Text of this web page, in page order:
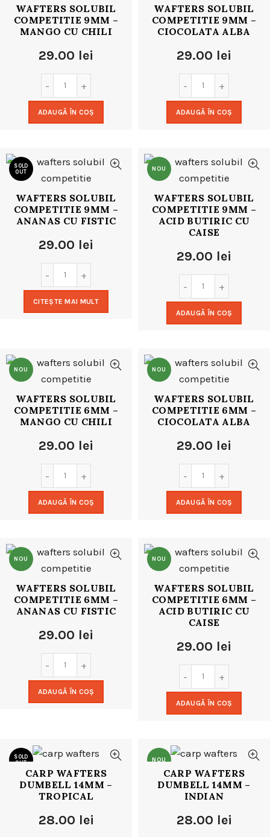
WAFTERS SOLUBIL
COMPETITIE 9MM –
MANGO CU CHILI
29.00 lei
ADAUGĂ ÎN COȘ
WAFTERS SOLUBIL
COMPETITIE 9MM –
CIOCOLATA ALBA
29.00 lei
ADAUGĂ ÎN COȘ
SOLD
OUT
NOU
WAFTERS SOLUBIL
COMPETITIE 9MM –
ANANAS CU FISTIC
29.00 lei
CITEȘTE MAI MULT
NOU
WAFTERS SOLUBIL
COMPETITIE 9MM –
ACID BUTIRIC CU
CAISE
29.00 lei
ADAUGĂ ÎN COȘ
NOU
WAFTERS SOLUBIL
COMPETITIE 6MM –
MANGO CU CHILI
29.00 lei
ADAUGĂ ÎN COȘ
NOU
WAFTERS SOLUBIL
COMPETITIE 6MM –
CIOCOLATA ALBA
29.00 lei
ADAUGĂ ÎN COȘ
NOU
WAFTERS SOLUBIL
COMPETITIE 6MM –
ANANAS CU FISTIC
29.00 lei
ADAUGĂ ÎN COȘ
NOU
WAFTERS SOLUBIL
COMPETITIE 6MM –
ACID BUTIRIC CU
CAISE
29.00 lei
ADAUGĂ ÎN COȘ
SOLD
OUT
NOU
CARP WAFTERS
DUMBELL 14MM –
TROPICAL
28.00 lei
NOU
CARP WAFTERS
DUMBELL 14MM –
INDIAN
28.00 lei